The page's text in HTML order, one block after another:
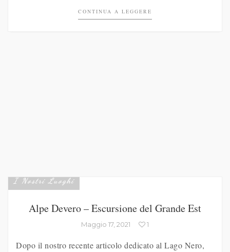
CONTINUA A LEGGERE
I Nostri Luoghi
Alpe Devero – Escursione del Grande Est
Maggio 17, 2021 1
Dopo il nostro recente articolo dedicato al Lago Nero,